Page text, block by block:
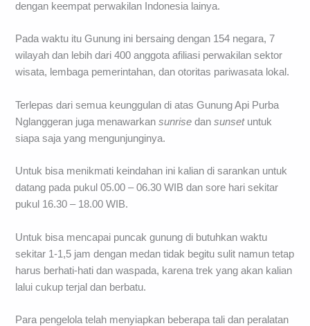
dengan keempat perwakilan Indonesia lainya.
Pada waktu itu Gunung ini bersaing dengan 154 negara, 7
wilayah dan lebih dari 400 anggota afiliasi perwakilan sektor
wisata, lembaga pemerintahan, dan otoritas pariwasata lokal.
Terlepas dari semua keunggulan di atas Gunung Api Purba
Nglanggeran juga menawarkansunrise dansunsetuntuk
siapa saja yang mengunjunginya.
Untuk bisa menikmati keindahan ini kalian di sarankan untuk
datang pada pukul 05.00 – 06.30 WIB dan sore hari sekitar
pukul 16.30 – 18.00 WIB.
Untuk bisa mencapai puncak gunung di butuhkan waktu
sekitar 1-1,5 jam dengan medan tidak begitu sulit namun tetap
harus berhati-hati dan waspada, karena trek yang akan kalian
lalui cukup terjal dan berbatu.
Para pengelola telah menyiapkan beberapa tali dan peralatan